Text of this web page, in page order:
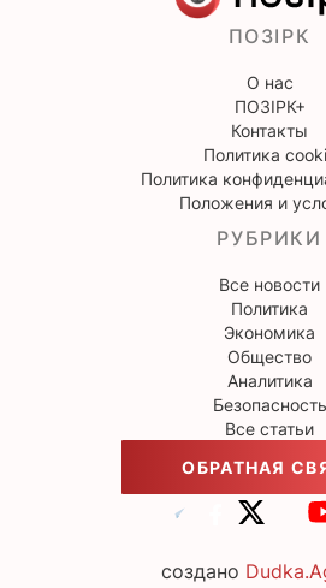
ПОЗІРК
О нас
ПОЗІРК+
Контакты
Политика
Политика
Положения и
РУБРИКИ
Все новости
Политика
Экономика
Общество
Аналитика
Безопасность
Все статьи
ОБРАТНАЯ
создано